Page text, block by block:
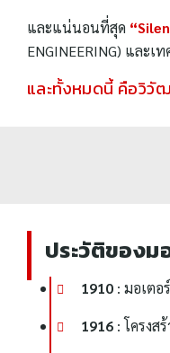
และแน่นอนที่สุด
ENGINEERING) และ
และทั้งหมดนี้ คือวิวัฒ
ประวัติของม
1910 : มอเตอ
1916 : โครงส